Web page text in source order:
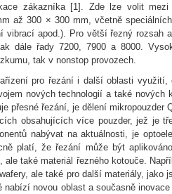
zákazníka [1]. Zde lze volit
až 300 × 300 mm, včetně
vibrací apod.). Pro větší řezný rozsah
dále řady 7200, 7900 a 8000.
tak v nonstop provozech.
pro řezání i další oblasti
nových technologií a také nových
přesné řezání, je dělení mikropouzder
obsahujících více pouzder, jež je
nabývat na aktuálnosti, je
platí, že řezání může být
ale také materiál řezného kotouče.
ale také pro další materiály, jako
nabízí novou oblast a současně